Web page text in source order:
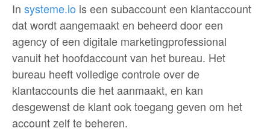
In systeme.io is een subaccount een klantaccount
dat wordt aangemaakt en beheerd door een
agency of een digitale marketingprofessional
vanuit het hoofdaccount van het bureau. Het
bureau heeft volledige controle over de
klantaccounts die het aanmaakt, en kan
desgewenst de klant ook toegang geven om het
account zelf te beheren.